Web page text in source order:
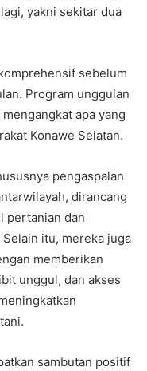
yakni sekitar dua
sebelum
Program unggulan
apa yang
Konawe Selatan.
pengaspalan
dirancang
pertanian dan
itu, mereka juga
memberikan
unggul, dan akses
sambutan positif